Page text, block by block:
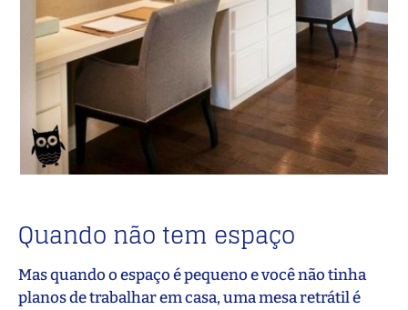
Quando não tem espaço
Mas quando o espaço é pequeno e você não tinha
planos de trabalhar em casa, uma mesa retrátil é